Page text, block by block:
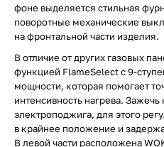
фоне выделяется стильная
поворотные механические
на фронтальной части изделия.
В отличие от других газовых
функцией FlameSelect с 9-
мощности, которая помогает
интенсивность нагрева.
электроподжига, для этого
в крайнее положение и
В левой части расположена